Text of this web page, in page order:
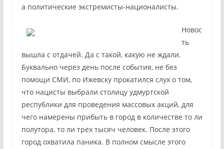
а политические экстремисты-националисты.
Новос
ть
вышла с отдачей. Да с такой, какую не ждали.
Буквально через день после события, не без
помощи СМИ, по Ижевску прокатился слух о том,
что нацисты выбрали столицу удмуртской
республики для проведения массовых акций, для
чего намерены прибыть в город в количестве то ли
полутора, то ли трех тысяч человек. После этого
город охватила паника. В полном смысле этого